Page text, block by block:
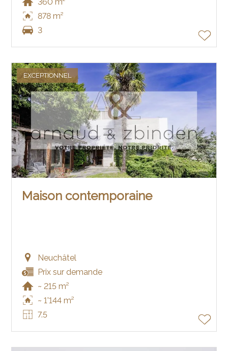
360 m²
878 m²
3
EXCEPTIONNEL
Maison contemporaine
Neuchâtel
Prix sur demande
~ 215 m²
~ 1'144 m²
7.5